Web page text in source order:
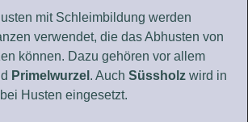
mit Schleimbildung werden
verwendet, die das Abhusten von
können. Dazu gehören vor allem
Primelwurzel . Auch Süssholz wird in
Husten eingesetzt.